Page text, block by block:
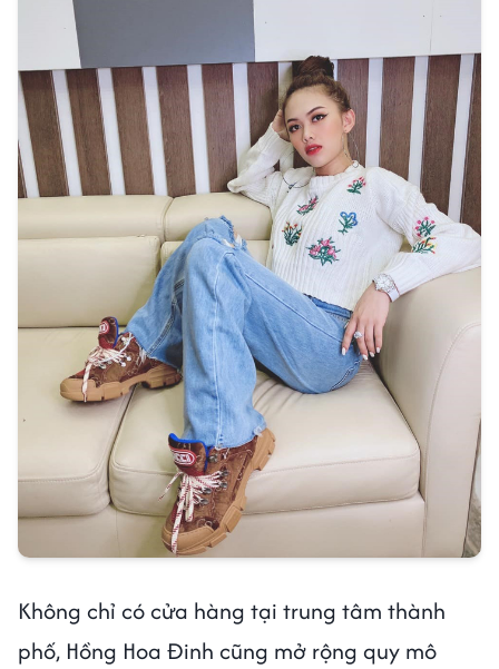
Không chỉ có cửa hàng tại trung tâm thành
phố, Hồng Hoa Đinh cũng mở rộng quy mô